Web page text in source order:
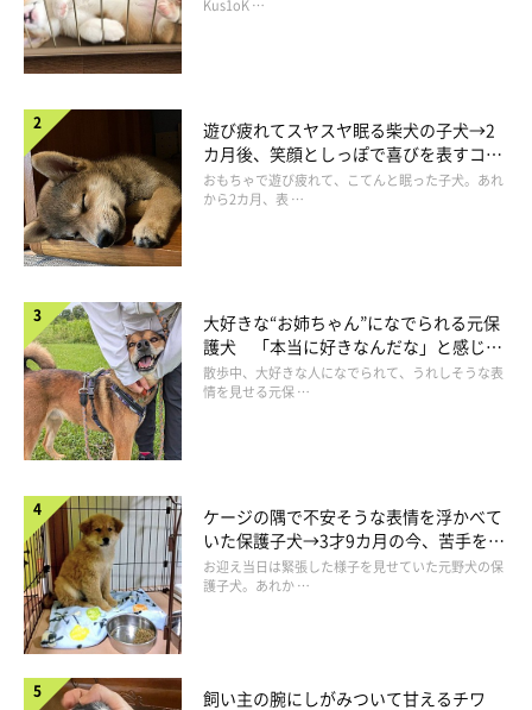
長！
Kus1oK …
遊び疲れてスヤスヤ眠る柴犬の子犬→2
カ月後、笑顔としっぽで喜びを表すコに
成長！
おもちゃで遊び疲れて、こてんと眠った子犬。あれ
から2カ月、表 …
大好きな“お姉ちゃん”になでられる元保
護犬 「本当に好きなんだな」と感じる
表情にほっこり
散歩中、大好きな人になでられて、うれしそうな表
情を見せる元保 …
ケージの隅で不安そうな表情を浮かべて
いた保護子犬→3才9カ月の今、苦手を克
服し頼もしいコに成長！
お迎え当日は緊張した様子を見せていた元野犬の保
護子犬。あれか …
飼い主の腕にしがみついて甘えるチワ